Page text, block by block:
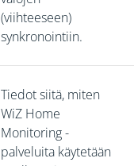
(viihteeseen)
synkronointiin.
Tiedot siitä, miten
WiZ Home
Monitoring -
palveluita käytetään